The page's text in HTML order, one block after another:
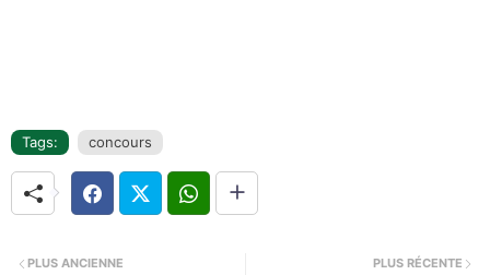
Tags: concours
PLUS RÉCENTE
PLUS ANCIENNE